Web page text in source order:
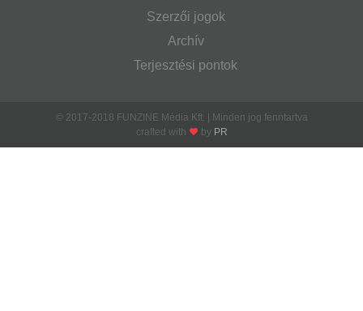
Szerzői jogok
Archív
Terjesztési pontok
© 2017-2018 FUNZINE Média Kft. | Minden jog fenntartva
crafted with
by PR